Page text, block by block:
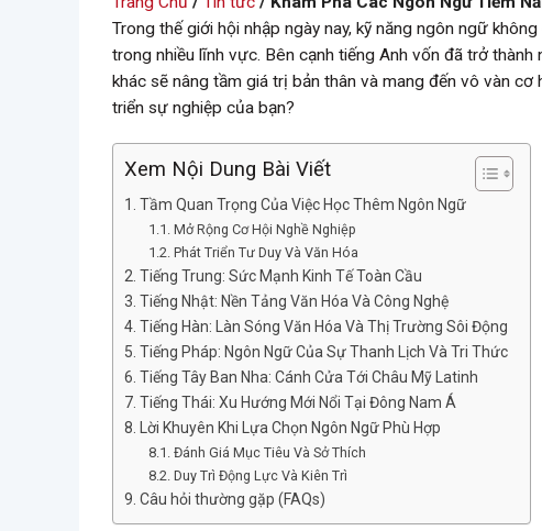
Trong thế giới hội nhập ngày nay, kỹ năng ngôn ngữ
trong nhiều lĩnh vực. Bên cạnh tiếng Anh vốn đã trở
khác sẽ nâng tầm giá trị bản thân và mang đến vô vàn
triển sự nghiệp của bạn?
Xem Nội Dung Bài Viết
Tầm Quan Trọng Của Việc Học Thêm Ngôn Ngữ
Mở Rộng Cơ Hội Nghề Nghiệp
Phát Triển Tư Duy Và Văn Hóa
Tiếng Trung: Sức Mạnh Kinh Tế Toàn Cầu
Tiếng Nhật: Nền Tảng Văn Hóa Và Công Nghệ
Tiếng Hàn: Làn Sóng Văn Hóa Và Thị Trường Sôi Động
Tiếng Pháp: Ngôn Ngữ Của Sự Thanh Lịch Và Tri Thức
Tiếng Tây Ban Nha: Cánh Cửa Tới Châu Mỹ Latinh
Tiếng Thái: Xu Hướng Mới Nổi Tại Đông Nam Á
Lời Khuyên Khi Lựa Chọn Ngôn Ngữ Phù Hợp
Đánh Giá Mục Tiêu Và Sở Thích
Duy Trì Động Lực Và Kiên Trì
Câu hỏi thường gặp (FAQs)